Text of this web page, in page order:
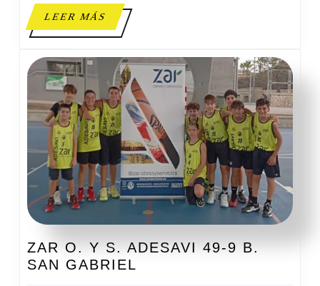
LEER MÁSLEER
MÁS
ZAR O. Y S. ADESAVI 49-9 B.
SAN GABRIEL